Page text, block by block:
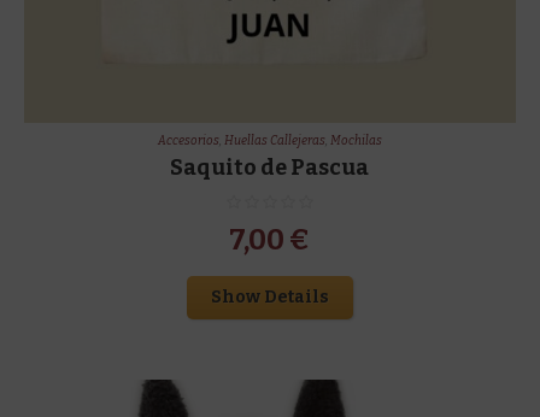
Accesorios, Huellas Callejeras, Mochilas
Saquito de Pascua
7,00 €
Show Details